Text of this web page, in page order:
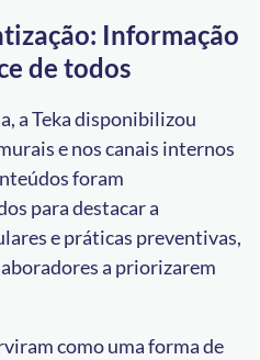
Informação
de todos
a Teka disponibilizou
e nos canais internos
foram
para destacar a
e práticas preventivas,
a priorizarem
como uma forma de